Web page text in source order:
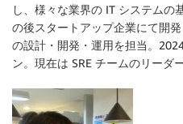
し、様々な業界の IT システムの
の後スタートアップ企業にて開
の設計・開発・運用を担当。
ン。現在は SRE チームのリーダ